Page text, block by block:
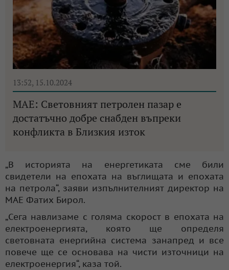
13:52, 15.10.2024
МАЕ: Световният петролен пазар е
достатъчно добре снабден въпреки
конфликта в Близкия изток
„В историята на енергетиката сме били
свидетели на епохата на въглищата и епохата
на петрола“, заяви изпълнителният директор на
МАЕ Фатих Бирол.
„Сега навлизаме с голяма скорост в епохата на
електроенергията, която ще определя
световната енергийна система занапред и все
повече ще се основава на чисти източници на
електроенергия“, каза той.